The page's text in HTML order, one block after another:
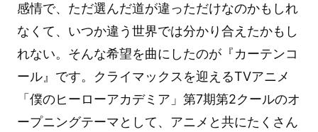
感情で、ただ選んだ道が違っただけなのかもしれ
なくて、いつか違う世界では分かり合えたかもし
れない。そんな希望を曲にしたのが『カーテンコ
ール』です。クライマックスを迎えるTVアニメ
「僕のヒーローアカデミア」第7期第2クールのオ
ープニングテーマとして、アニメと共にたくさん